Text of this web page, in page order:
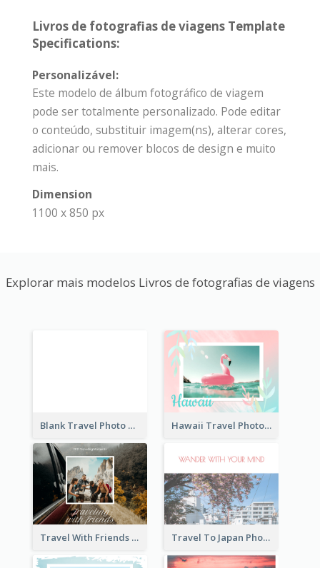
Livros de fotografias de viagens Template
Specifications:
Personalizável:
Este modelo de álbum fotográfico de viagem
pode ser totalmente personalizado. Pode editar
o conteúdo, substituir imagem(ns), alterar cores,
adicionar ou remover blocos de design e muito
mais.
Dimension
1100 x 850 px
Explorar mais modelos Livros de fotografias de viagens
Blank Travel Photo Book Hawaii Travel Photo Book
Travel With Friends Photo Book Travel To Japan Photo Book